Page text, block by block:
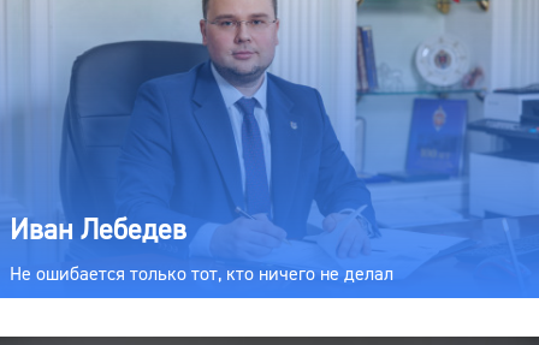
Иван Лебедев
Не ошибается только тот, кто ничего не делал